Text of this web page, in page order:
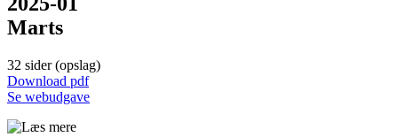
Marts
32 sider (opslag)
Down­load pdf
Se web­udgave